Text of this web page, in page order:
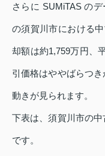
さらに SUMiTAS の
の須賀川市における
却額は約1,759万円、
引価格はややばらつ
動きが見られます。
下表は、須賀川市の
です。